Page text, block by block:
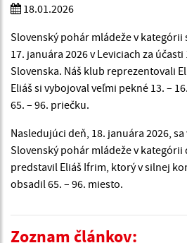
18.01.2026
Slovenský pohár mládeže v kategórii
17. januára 2026 v Leviciach za
Slovenska. Náš klub reprezentovali
Eliáš si vybojoval veľmi pekné 13. –
65. – 96. priečku.
Nasledujúci deň, 18. januára 2026,
Slovenský pohár mládeže v
predstavil Eliáš Ifrim, ktorý v silnej
obsadil 65. – 96. miesto.
Zoznam článkov: